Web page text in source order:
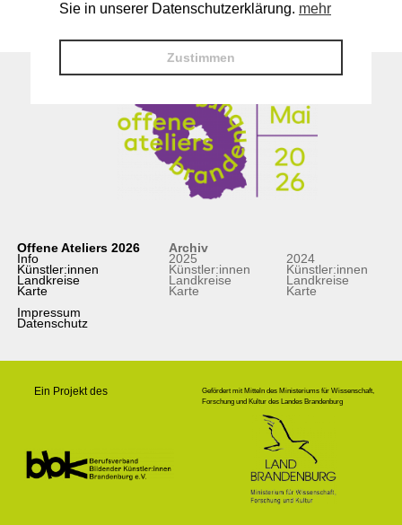
Offene Ateliers 2026
Info
Künstler:innen
Landkreise
Karte
Impressum
Datenschutz
Archiv
2025
Künstler:innen
Landkreise
Karte
2024
Künstler:innen
Landkreise
Karte
Ein Projekt des
Gefördert mit Mitteln des Ministeriums für Wissenschaft,
Forschung und Kultur des Landes Brandenburg
Sie in unserer Datenschutzerklärung. mehr
Zustimmen